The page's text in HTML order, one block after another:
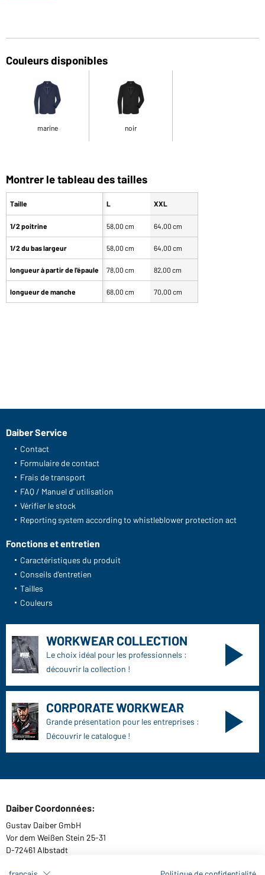
Couleurs disponibles
marine noir
Montrer le tableau des tailles
Taille
1/2 poitrine
1/2 du bas largeur
longueur à partir de l'épaule
longueur de manche
L XXL
58,00 cm 64,00 cm
58,00 cm 64,00 cm
78,00 cm 82,00 cm
68,00 cm 70,00 cm
Daiber Service
Contact
Formulaire de contact
Frais de transport
FAQ / Manuel d' utilisation
Vérifier le stock
Reporting system according to whistleblower protection act
Fonctions et entretien
Caractéristiques du produit
Conseils d'entretien
Tailles
Couleurs
WORKWEAR COLLECTION
Le choix idéal pour les professionnels :
découvrir la collection !
CORPORATE WORKWEAR
Grande présentation pour les entreprises :
Découvrir le catalogue !
Daiber Coordonnées:
Gustav Daiber GmbH
Vor dem Weißen Stein 25-31
D-72461 Albstadt